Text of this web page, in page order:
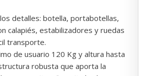
detalles: botella, portabotellas,
calapiés, estabilizadores y ruedas
transporte.
de usuario 120 Kg y altura hasta
robusta que aporta la